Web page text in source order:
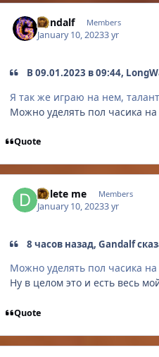
Gandalf Members
January 10, 20233 yr
В 09.01.2023 в 09:44,
Я так же играю на нем,
Можно уделять пол часика
Quote
Delete me Members
January 10, 20233 yr
8 часов назад, Gandalf
Можно уделять пол часика
Ну в целом это и есть весь
Quote